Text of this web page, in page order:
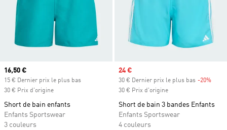
Prix actuel
16,50 €
15 € Dernier prix le plus bas
30 € Prix d'origine
Short de bain enfants
Enfants Sportswear
3 couleurs
Prix soldé
24 €
30 € Dernier prix le plus bas -20%
30 € Prix d'origine
Short de bain 3 bandes Enfants
Enfants Sportswear
4 couleurs